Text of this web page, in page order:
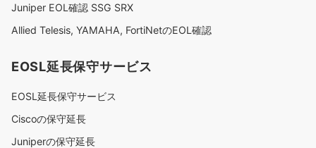
Juniper EOL確認 SSG SRX
Allied Telesis, YAMAHA, FortiNetのEOL確認
EOSL延長保守サービス
EOSL延長保守サービス
Ciscoの保守延長
Juniperの保守延長